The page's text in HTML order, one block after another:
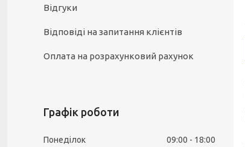
Відгуки
Відповіді на запитання клієнтів
Оплата на розрахунковий рахунок
Графік роботи
Понеділок 09:00
18:00